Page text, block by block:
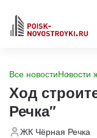
Все новостиНовости
Ход
Речка"
ЖК Чёрная Речка